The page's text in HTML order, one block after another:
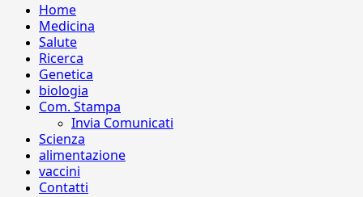
Home
Medicina
Salute
Ricerca
Genetica
biologia
Com. Stampa
Invia Comunicati
Scienza
alimentazione
vaccini
Contatti